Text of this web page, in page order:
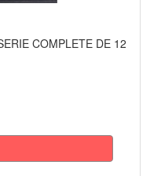
COMPLETE DE 12